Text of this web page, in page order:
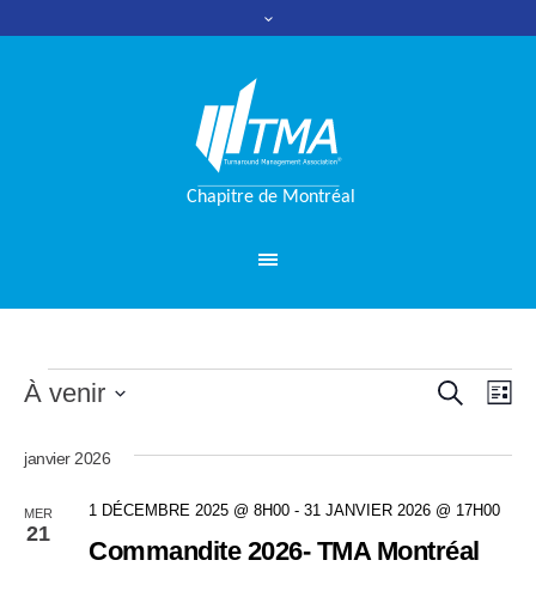
Évènements
et
de
À venir
une
janvier 2026
MER
21
Commandite 2026- TMA Montréal
1 DÉCEMBRE 2025 @ 8H00 - 31 JANVIER 2026 @ 17H00